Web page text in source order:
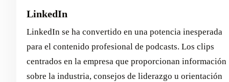
LinkedIn
LinkedIn se ha convertido en una potencia inesperada
para el contenido profesional de podcasts. Los clips
centrados en la empresa que proporcionan información
sobre la industria, consejos de liderazgo u orientación